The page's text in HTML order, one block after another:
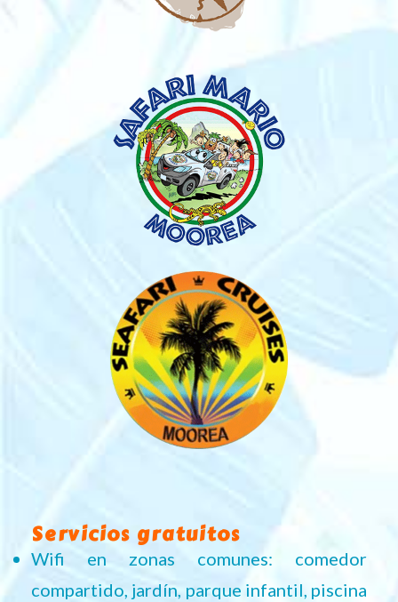
Servicios gratuitos
Wifi en zonas comunes: comedor
compartido, jardín, parque infantil, piscina